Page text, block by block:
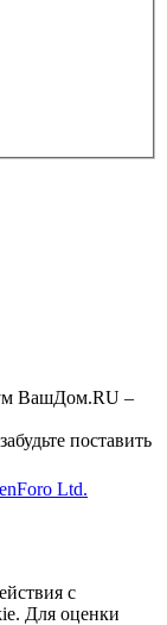
ВашДом.RU –
поставить
Ltd.
с
Для оценки